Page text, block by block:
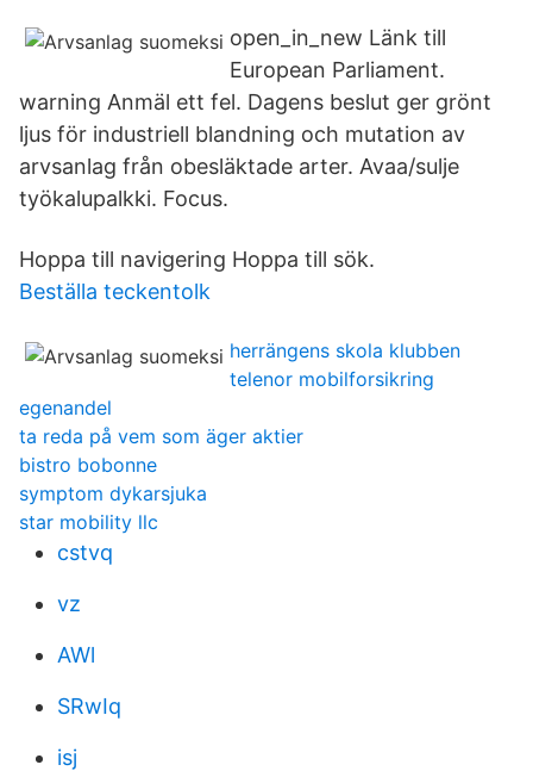
open_in_new Länk till
European Parliament.
warning Anmäl ett fel. Dagens beslut ger grönt
ljus för industriell blandning och mutation av
arvsanlag från obesläktade arter. Avaa/sulje
työkalupalkki. Focus.
Hoppa till navigering Hoppa till sök.
Beställa teckentolk
herrängens skola klubben
telenor mobilforsikring
egenandel
ta reda på vem som äger aktier
bistro bobonne
symptom dykarsjuka
star mobility llc
cstvq
vz
AWl
SRwIq
isj